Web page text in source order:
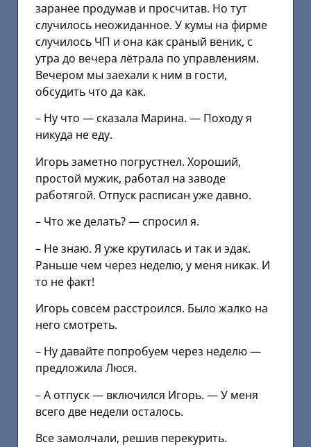
заранее продумав и просчитав. Но тут
случилось неожиданное. У кумы на фирме
случилось ЧП и она как сраный веник, с
утра до вечера лётрала по управлениям.
Вечером мы заехали к ним в гости,
обсудить что да как.
– Ну что — сказала Марина. — Походу я
никуда не еду.
Игорь заметно погрустнел. Хороший,
простой мужик, работал на заводе
работягой. Отпуск расписан уже давно.
– Что же делать? — спросил я.
– Не знаю. Я уже крутилась и так и эдак.
Раньше чем через неделю, у меня никак. И
то не факт!
Игорь совсем расстроился. Было жалко на
него смотреть.
– Ну давайте попробуем через неделю —
предложила Люся.
– А отпуск — включился Игорь. — У меня
всего две недели осталось.
Все замолчали, решив перекурить.